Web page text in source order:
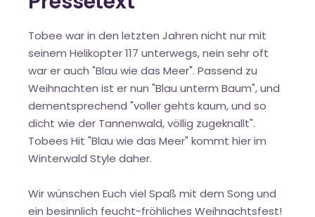
Tobee war in den letzten Jahren nicht nur mit
seinem Helikopter 117 unterwegs, nein sehr oft
war er auch "Blau wie das Meer". Passend zu
Weihnachten ist er nun "Blau unterm Baum", und
dementsprechend "voller gehts kaum, und so
dicht wie der Tannenwald, völlig zugeknallt".
Tobees Hit "Blau wie das Meer" kommt hier im
Winterwald Style daher.
Wir wünschen Euch viel Spaß mit dem Song und
ein besinnlich feucht-fröhliches Weihnachtsfest!